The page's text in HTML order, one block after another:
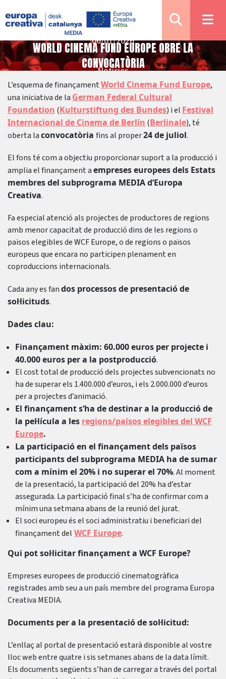
Notícies
WORLD CINEMA FUND EUROPE OBRE LA
CONVOCATÒRIA
06/07/2026
L’esquema de finançamentWorld Cinema Fund Europe,
una iniciativa de la German Federal Cultural
Foundation (Kulturstiftung des Bundes) i el Festival
Internacional de Cinema de Berlín (Berlinale), té
oberta laconvocatòria fins al proper24 de juliol.
El fons té com a objectiu proporcionar suport a la producció i
amplia el finançament aempreses europees dels Estats
membres del subprograma MEDIA d’Europa
Creativa.
Fa especial atenció als projectes de productores de regions
amb menor capacitat de producció dins de les regions o
països elegibles de WCF Europe, o de regions o països
europeus que encara no participen plenament en
coproduccions internacionals.
Cada any es fandos processos de presentació de
sol·licituds.
Dades clau:
Finançament màxim: 60.000 euros per projecte i
40.000 euros per a la postproducció.
El cost total de producció dels projectes subvencionats no
ha de superar els 1.400.000 d’euros, i els 2.000.000 d’euros
per a projectes d’animació.
El finançament s’ha de destinar a la producció de
la pel·lícula a les regions/països elegibles del WCF
Europe.
La participació en el finançament dels països
participants del subprograma MEDIA ha de sumar
com a mínim el 20% i no superar el 70%. Al moment
de la presentació, la participació del 20% ha d’estar
assegurada. La participació final s’ha de confirmar com a
mínim una setmana abans de la reunió del jurat.
El soci europeu és el soci administratiu i beneficiari del
finançament del WCF Europe.
Qui pot sol·licitar finançament a WCF Europe?
Empreses europees de producció cinematogràfica
registrades amb seu a un país membre del programa Europa
Creativa MEDIA.
Documents per a la presentació de sol·licitud:
L’enllaç al portal de presentació estarà disponible al vostre
lloc web entre quatre i sis setmanes abans de la data límit.
Els documents següents s’han de carregar a través del portal